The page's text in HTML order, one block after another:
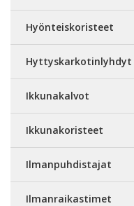
Hyönteiskoristeet
Hyttyskarkotinlyhdyt
Ikkunakalvot
Ikkunakoristeet
Ilmanpuhdistajat
Ilmanraikastimet